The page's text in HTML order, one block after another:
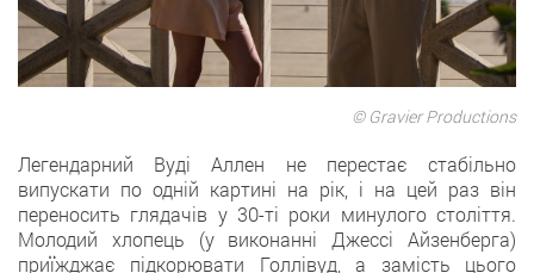
© Gravier Productions
Легендарний Вуді Аллен не перестає стабільно
випускати по одній картині на рік, і на цей раз він
переносить глядачів у 30-ті роки минулого століття.
Молодий хлопець (у виконанні Джессі Айзенберга)
приїжджає підкорювати Голлівуд, а замість цього